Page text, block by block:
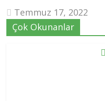
Temmuz 17, 2022
Çok Okunanlar